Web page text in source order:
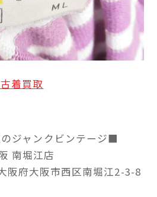
着買取
ジャンクビンテージ■
南堀江店
阪府大阪市西区南堀江2-3-8